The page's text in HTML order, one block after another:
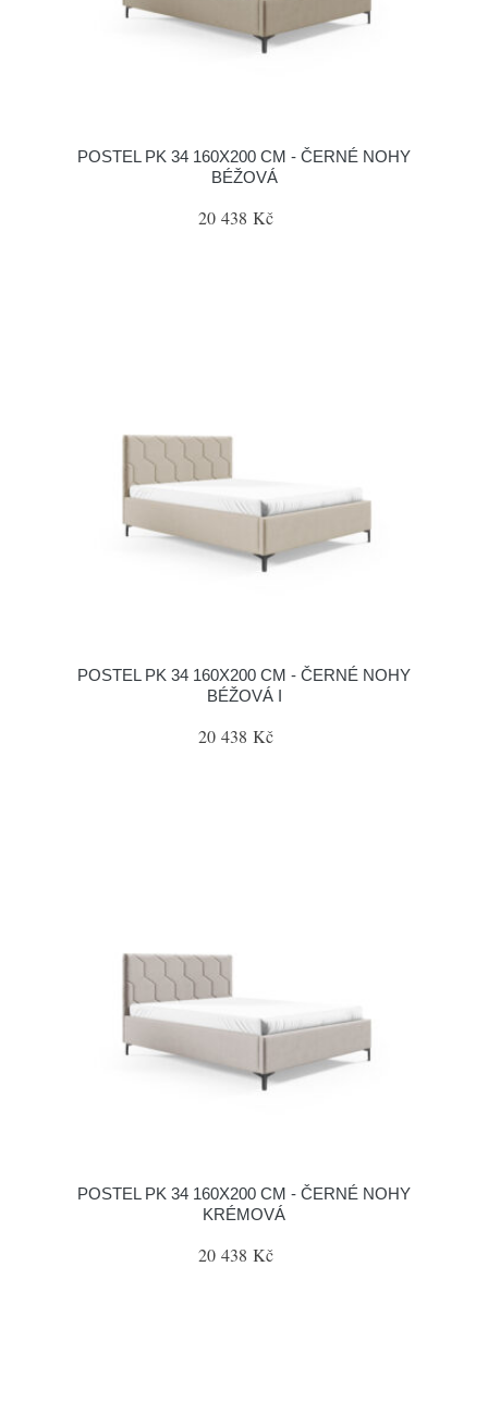
POSTEL PK 34 160X200 CM - ČERNÉ NOHY
BÉŽOVÁ
20 438 Kč
POSTEL PK 34 160X200 CM - ČERNÉ NOHY
BÉŽOVÁ I
20 438 Kč
POSTEL PK 34 160X200 CM - ČERNÉ NOHY
KRÉMOVÁ
20 438 Kč